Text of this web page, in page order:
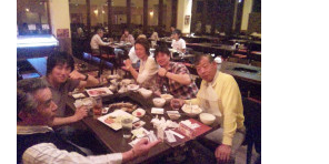
未来に住み継ぐ平屋
会社情報